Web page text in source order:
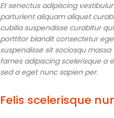
Et senectus adipiscing
parturient aliquam aliquet
cubilia suspendisse curabitur
porttitor blandit consectetur
suspendisse sit sociosqu
fames adipiscing scelerisque a
sed a eget nunc sapien per.
Felis scelerisque